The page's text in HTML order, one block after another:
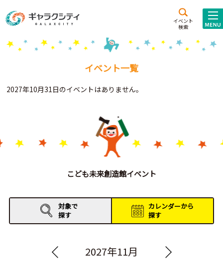
イベント
検索
施設案内
こども
西新井
施設･
Gがくえん
お知らせ
イベントレポート
イベント一覧
2027年10月31日のイベントはありません。
こども未来創造館イベント
対象で
探す
カレンダーから
探す
2027年11月